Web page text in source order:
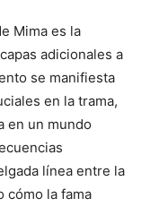
Mima es la
adicionales a
se manifiesta
en la trama,
en un mundo
línea entre la
cómo la fama